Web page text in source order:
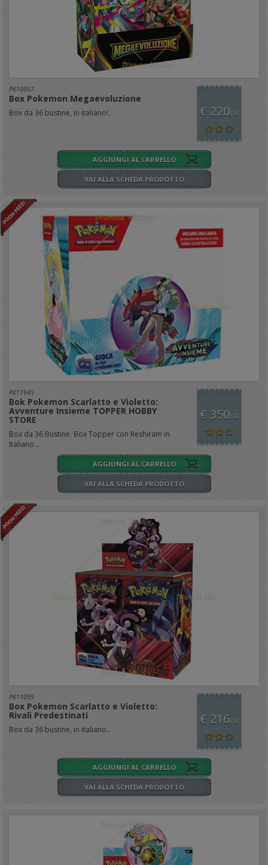
PK10057
Box Pokemon Megaevoluzione
Box da 36 bustine, in italiano!.. € 220,00
AGGIUNGI AL CARRELLO
VAI ALLA SCHEDA PRODOTTO
PK11945
Bok Pokemon Scarlatto e Violetto:
Avventure Insieme TOPPER HOBBY
STORE
Box da 36 Bustine. Box Topper con Reshiram in
Italiano ..
€ 350,00
AGGIUNGI AL CARRELLO
VAI ALLA SCHEDA PRODOTTO
PK11059
Box Pokemon Scarlatto e Violetto:
Rivali Predestinati
Box da 36 bustine, in italiano..
€ 216,00
AGGIUNGI AL CARRELLO
VAI ALLA SCHEDA PRODOTTO